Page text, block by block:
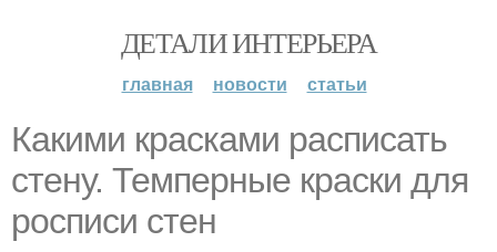
ДЕТАЛИ ИНТЕРЬЕРА
главная новости статьи
Какими красками расписать
стену. Темперные краски для
росписи стен